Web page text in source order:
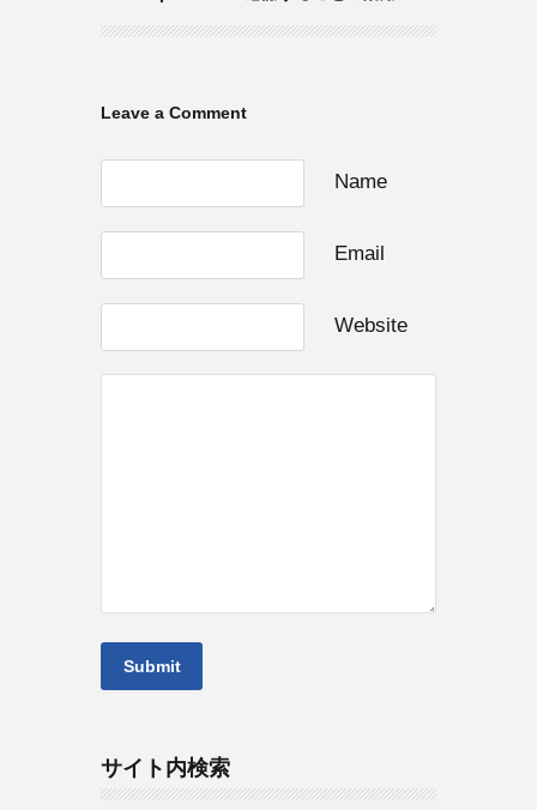
Leave a Comment
Name
Email
Website
サイト内検索